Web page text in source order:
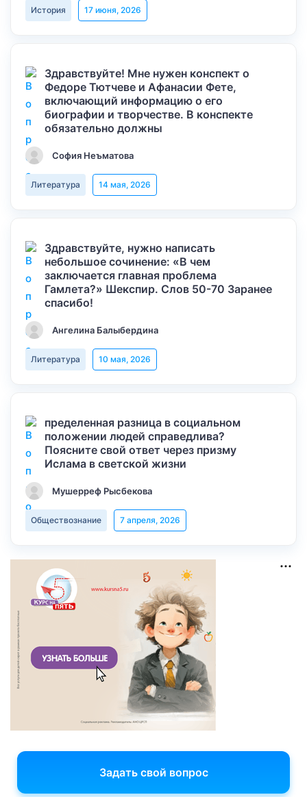
История 17 июня, 2026
Здравствуйте! Мне нужен конспект о
Федоре Тютчеве и Афанасии Фете,
включающий информацию о его
биографии и творчестве. В конспекте
обязательно должны
София Неъматова
Литература 14 мая, 2026
Здравствуйте, нужно написать
небольшое сочинение: «В чем
заключается главная проблема
Гамлета?» Шекспир. Слов 50-70 Заранее
спасибо!
Ангелина Балыбердина
Литература 10 мая, 2026
пределенная разница в социальном
положении людей справедлива?
Поясните свой ответ через призму
Ислама в светской жизни
Мушерреф Рысбекова
Обществознание 7 апреля, 2026
Задать свой вопрос